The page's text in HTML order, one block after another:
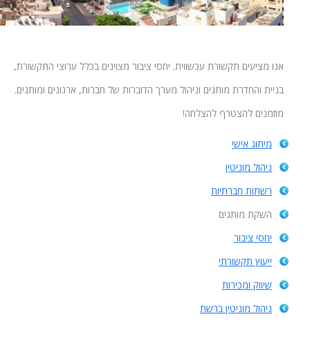
אנו מציעים תקשורת עכשווית. יחסי ציבור מצוינים בכלל ערוצי התקשורת,
בניית והחדרת מותגים וניהול מערך הדוברות של חברות, ארגונים ומותגים.
מוזמנים להצטרף להצלחה!
מיתוג אישי
ניהול מוניטין
רשתות חברתיות
השקת מותגים
יחסי ציבור
ייעוץ תקשורתי
שיווק ומכירות
ניהול מוניטין ברשת